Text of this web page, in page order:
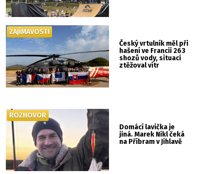
Český vrtulník měl při
hašení ve Francii 263
shozů vody, situaci
ztěžoval vítr
ZAJÍMAVOSTI
Domácí lavička je
jiná. Marek Nikl čeká
na Příbram v Jihlavě
ROZHOVOR